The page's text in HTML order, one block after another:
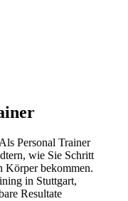
Personal Trainer
wie Sie Schritt
Körper bekommen.
in Stuttgart,
Resultate